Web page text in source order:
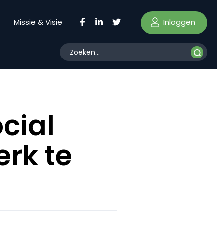
Missie & Visie Inloggen
te